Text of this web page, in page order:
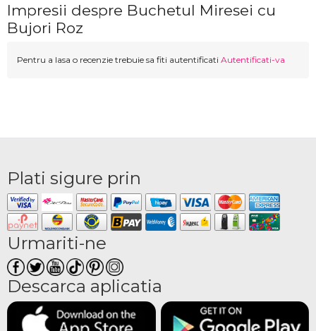
Impresii despre Buchetul Miresei cu
Bujori Roz
Pentru a lasa o recenzie trebuie sa fiti autentificati Autentificati-va
Plati sigure prin
Urmariti-ne
Descarca aplicatia